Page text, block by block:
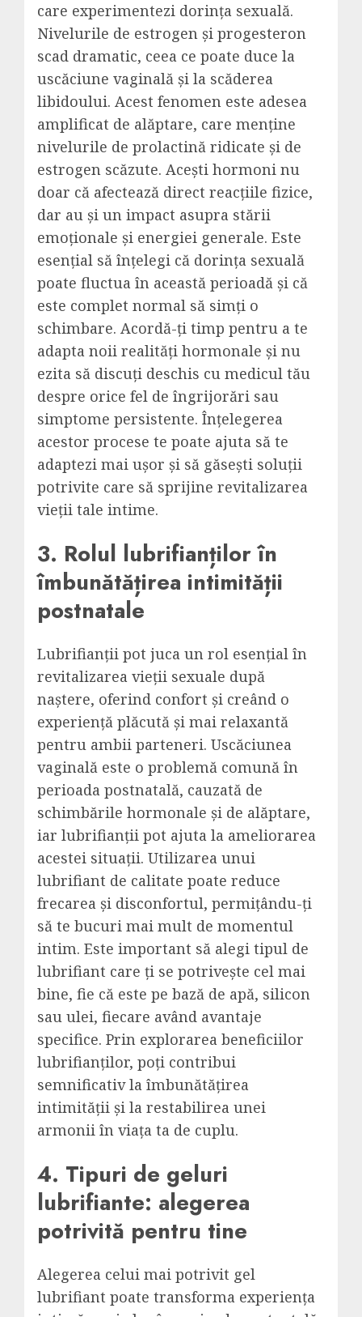
care experimentezi dorința sexuală.
Nivelurile de estrogen și progesteron
scad dramatic, ceea ce poate duce la
uscăciune vaginală și la scăderea
libidoului. Acest fenomen este adesea
amplificat de alăptare, care menține
nivelurile de prolactină ridicate și de
estrogen scăzute. Acești hormoni nu
doar că afectează direct reacțiile fizice,
dar au și un impact asupra stării
emoționale și energiei generale. Este
esențial să înțelegi că dorința sexuală
poate fluctua în această perioadă și că
este complet normal să simți o
schimbare. Acordă-ți timp pentru a te
adapta noii realități hormonale și nu
ezita să discuți deschis cu medicul tău
despre orice fel de îngrijorări sau
simptome persistente. Înțelegerea
acestor procese te poate ajuta să te
adaptezi mai ușor și să găsești soluții
potrivite care să sprijine revitalizarea
vieții tale intime.
3. Rolul lubrifianților în
îmbunătățirea intimității
postnatale
Lubrifianții pot juca un rol esențial în
revitalizarea vieții sexuale după
naștere, oferind confort și creând o
experiență plăcută și mai relaxantă
pentru ambii parteneri. Uscăciunea
vaginală este o problemă comună în
perioada postnatală, cauzată de
schimbările hormonale și de alăptare,
iar lubrifianții pot ajuta la ameliorarea
acestei situații. Utilizarea unui
lubrifiant de calitate poate reduce
frecarea și disconfortul, permițându-ți
să te bucuri mai mult de momentul
intim. Este important să alegi tipul de
lubrifiant care ți se potrivește cel mai
bine, fie că este pe bază de apă, silicon
sau ulei, fiecare având avantaje
specifice. Prin explorarea beneficiilor
lubrifianților, poți contribui
semnificativ la îmbunătățirea
intimității și la restabilirea unei
armonii în viața ta de cuplu.
4. Tipuri de geluri
lubrifiante: alegerea
potrivită pentru tine
Alegerea celui mai potrivit gel
lubrifiant poate transforma experiența